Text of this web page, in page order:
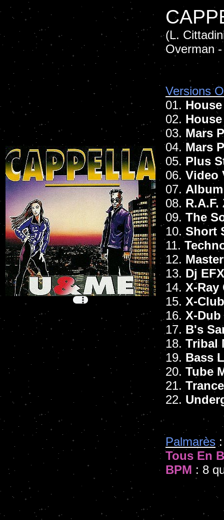
(L.
Overman
Versions
01.
02.
03. Mars
04.Mars
05. Plus
06. Video
07.
08. R.A.F.
09. The
10. Short
11.
12.
13. Dj
14.X-Ray
15. X-Club
16. X-Dub
17.B's
18. Tribal
19. Bass
20. Tube
21.
22.
Palmarès :
Tous En
BPM : 8